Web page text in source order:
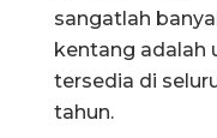
sangatlah
kentang adalah
tersedia di
tahun.